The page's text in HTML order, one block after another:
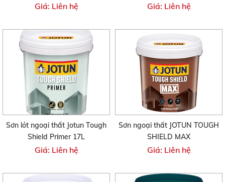
Giá: Liên hệ Giá: Liên hệ
Sơn lót ngoại thất Jotun Tough
Shield Primer 17L
Giá: Liên hệ
Sơn ngoại thất JOTUN TOUGH
SHIELD MAX
Giá: Liên hệ